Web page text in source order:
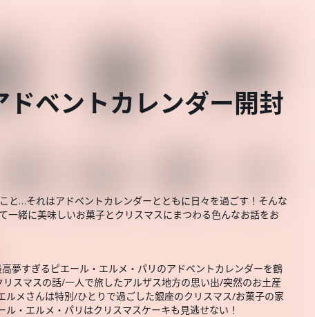
ベントカレンダー開封
と…それはアドベントカレンダーとともに日々を過ごす！そんな
一緒に美味しいお菓子とクリスマスにまつわる色んなお話をお
夢すぎるピエール・エルメ・パリのアドベントカレンダーを鶴
スマスの話/一人で旅したアルザス地方の思い出/突然のお土産
メさんは特別/ひとりで過ごした銀座のクリスマス/お菓子の家
・エルメ・パリはクリスマスケーキも見逃せない！